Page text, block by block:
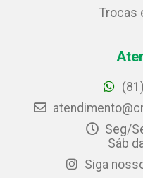
Trocas
Seg/
Sáb
Siga